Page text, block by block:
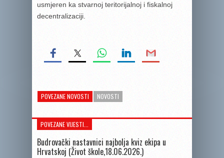
usmjeren ka stvarnoj teritorijalnoj i fiskalnoj
decentralizaciji.
POVEZANE NOVOSTI NOVOSTI
POVEZANE VIJESTI...
Budrovački nastavnici najbolja kviz ekipa u
Hrvatskoj (Život škole,18.06.2026.)